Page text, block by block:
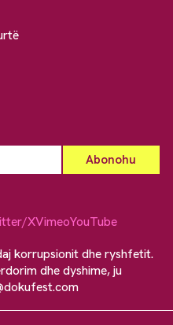
XVimeoYouTube
korrupsionit dhe ryshfetit.
dhe dyshime, ju